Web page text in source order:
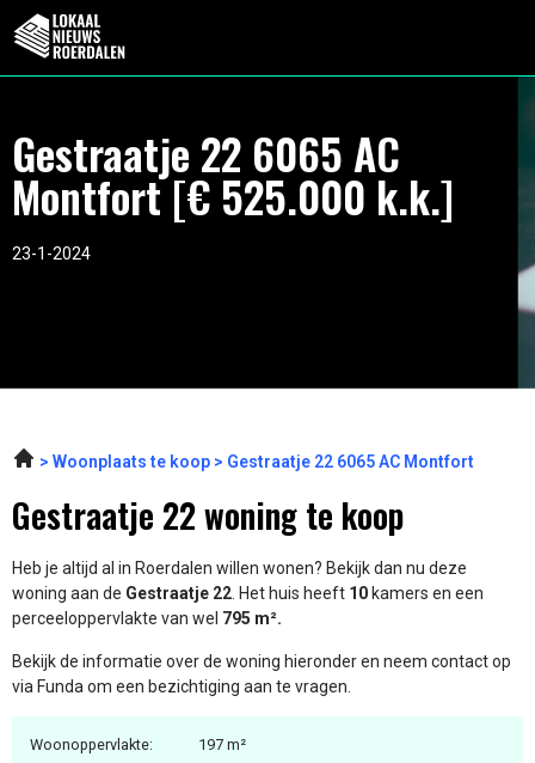
Gestraatje 22 6065 AC
Montfort [€ 525.000 k.k.]
23-1-2024
Woonplaats te koop Gestraatje 22 6065 AC Montfort
Gestraatje 22 woning te koop
Heb je altijd al in Roerdalen willen wonen? Bekijk dan nu deze
woning aan de Gestraatje 22. Het huis heeft 10 kamers en een
perceeloppervlakte van wel 795 m².
Bekijk de informatie over de woning hieronder en neem contact op
via Funda om een bezichtiging aan te vragen.
Woonoppervlakte: 197 m²